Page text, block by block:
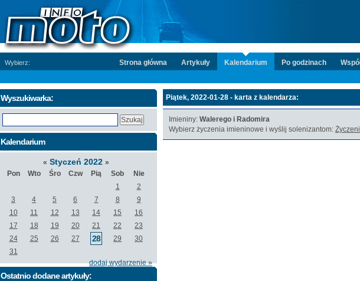
Wybierz: Strona główna Artykuły Kalendarium Po godzinach
Piątek, 2022-01-28 - karta z kalendarza:
Imieniny: Walerego i Radomira
Wybierz życzenia imieninowe i wyślij solenizantom:
Wyszukiwarka:
Kalendarium
« Styczeń 2022 »
Pon
Wto Śro Czw Pią Sob
Nie
1
2
3
4 5 6 7 8
9
10
11 12 13 14 15
16
17
18 19 20 21 22
23
24
25 26 27 28 29
30
31
dodaj wydarzenie »
Ostatnio dodane artykuły: